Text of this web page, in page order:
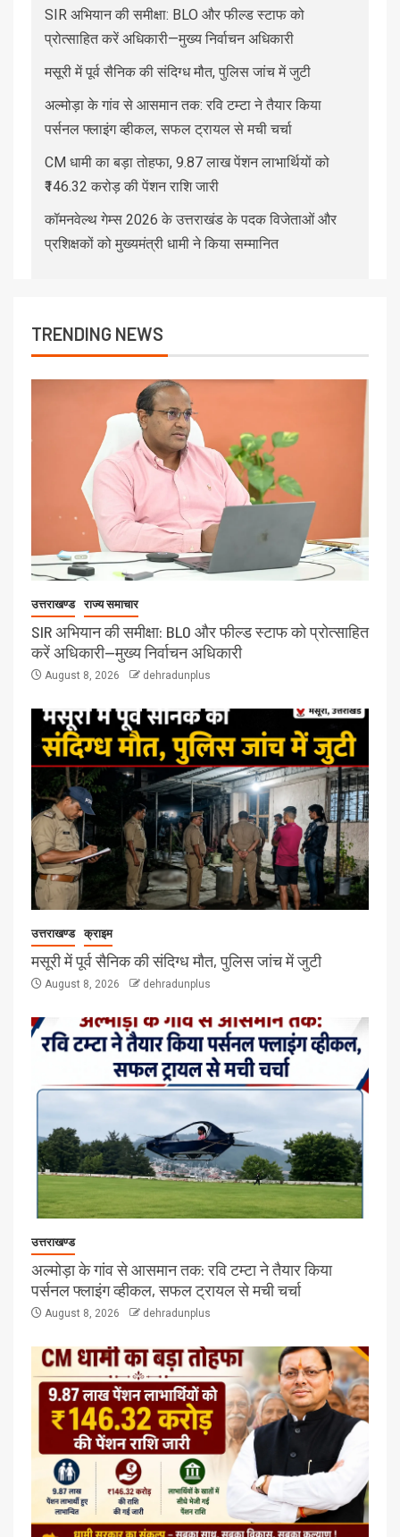
SIR अभियान की समीक्षा: BLO और फील्ड स्टाफ को
प्रोत्साहित करें अधिकारी—मुख्य निर्वाचन अधिकारी
मसूरी में पूर्व सैनिक की संदिग्ध मौत, पुलिस जांच में जुटी
अल्मोड़ा के गांव से आसमान तक: रवि टम्टा ने तैयार किया
पर्सनल फ्लाइंग व्हीकल, सफल ट्रायल से मची चर्चा
CM धामी का बड़ा तोहफा, 9.87 लाख पेंशन लाभार्थियों को
₹146.32 करोड़ की पेंशन राशि जारी
कॉमनवेल्थ गेम्स 2026 के उत्तराखंड के पदक विजेताओं और
प्रशिक्षकों को मुख्यमंत्री धामी ने किया सम्मानित
TRENDING NEWS
उत्तराखण्ड राज्य समाचार
SIR अभियान की समीक्षा: BLO और फील्ड स्टाफ को प्रोत्साहित
करें अधिकारी—मुख्य निर्वाचन अधिकारी
August 8, 2026 dehradunplus
उत्तराखण्ड क्राइम
मसूरी में पूर्व सैनिक की संदिग्ध मौत, पुलिस जांच में जुटी
August 8, 2026 dehradunplus
उत्तराखण्ड
अल्मोड़ा के गांव से आसमान तक: रवि टम्टा ने तैयार किया
पर्सनल फ्लाइंग व्हीकल, सफल ट्रायल से मची चर्चा
August 8, 2026 dehradunplus